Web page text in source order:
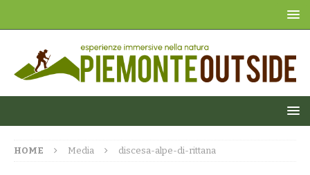
HOME Media discesa-alpe-di-rittana